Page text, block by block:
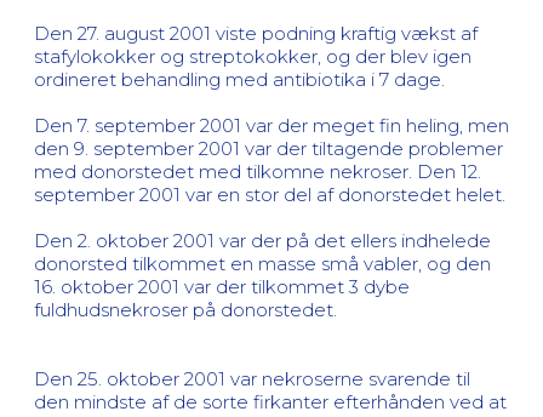
Den 27. august 2001 viste podning kraftig vækst af
stafylokokker og streptokokker, og der blev igen
ordineret behandling med antibiotika i 7 dage.
Den 7. september 2001 var der meget fin heling, men
den 9. september 2001 var der tiltagende problemer
med donorstedet med tilkomne nekroser. Den 12.
september 2001 var en stor del af donorstedet helet.
Den 2. oktober 2001 var der på det ellers indhelede
donorsted tilkommet en masse små vabler, og den
16. oktober 2001 var der tilkommet 3 dybe
fuldhudsnekroser på donorstedet.
Den 25. oktober 2001 var nekroserne svarende til
den mindste af de sorte firkanter efterhånden ved at